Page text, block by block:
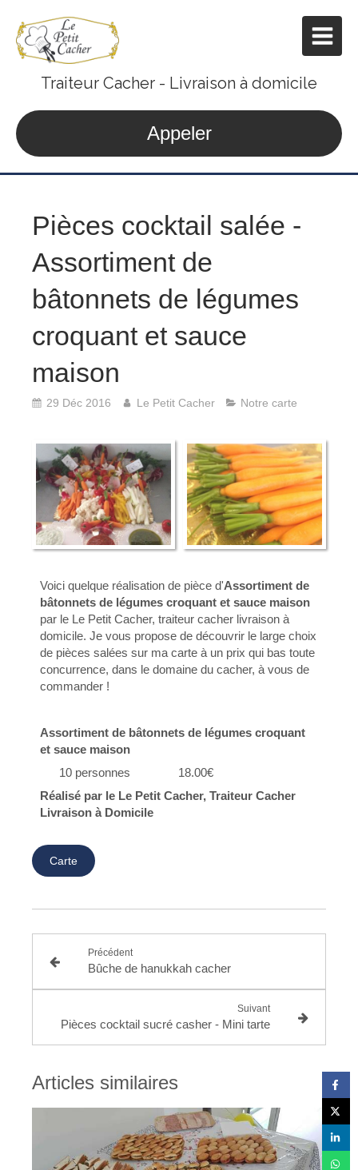
Traiteur Cacher - Livraison à domicile
Appeler
Pièces cocktail salée -
Assortiment de
bâtonnets de légumes
croquant et sauce
maison
29 Déc 2016 Le Petit Cacher Notre carte
Voici quelque réalisation de pièce d'Assortiment de
bâtonnets de légumes croquant et sauce maison
par le Le Petit Cacher, traiteur cacher livraison à
domicile. Je vous propose de découvrir le large choix
de pièces salées sur ma carte à un prix qui bas toute
concurrence, dans le domaine du cacher, à vous de
commander !
Assortiment de bâtonnets de légumes croquant
et sauce maison
10 personnes 18.00€
Réalisé par le Le Petit Cacher, Traiteur Cacher
Livraison à Domicile
Carte
Précédent
Bûche de hanukkah cacher
Suivant
Pièces cocktail sucré casher - Mini tarte
Articles similaires